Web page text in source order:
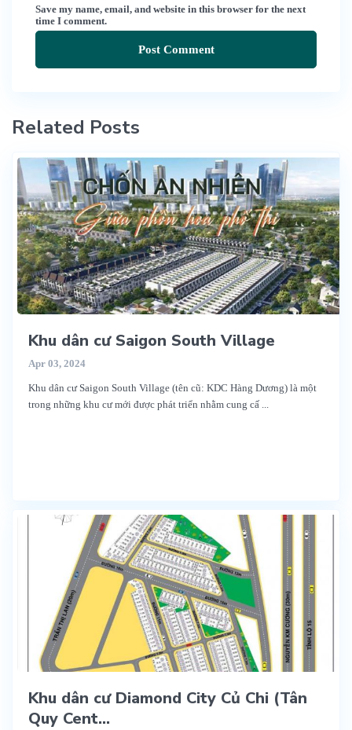
Save my name, email, and website in this browser for the next
time I comment.
Related Posts
Khu dân cư Saigon South Village
Apr 03, 2024
Khu dân cư Saigon South Village (tên cũ: KDC Hàng Dương) là một
trong những khu cư mới được phát triển nhằm cung cấ
Khu dân cư Diamond City Củ Chi (Tân
Quy Cent...